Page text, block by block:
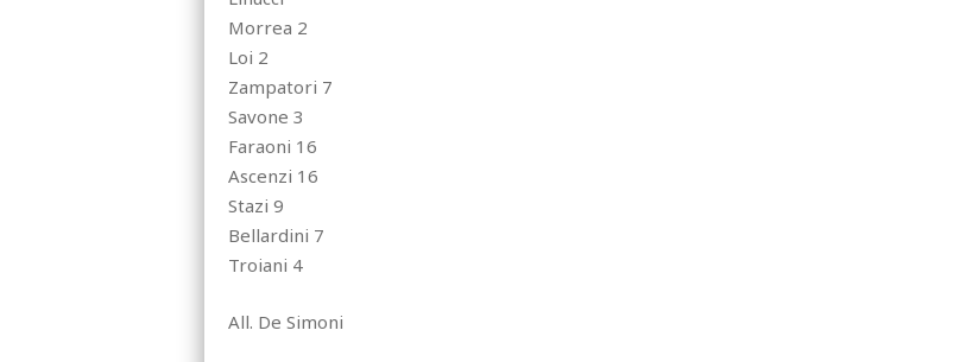
Morrea 2
Loi 2
Zampatori 7
Savone 3
Faraoni 16
Ascenzi 16
Stazi 9
Bellardini 7
Troiani 4
All. De Simoni